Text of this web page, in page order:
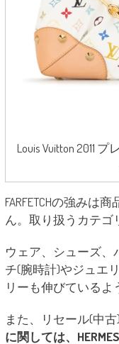
Louis Vuitton 2011
FARFETCHの強みは
ん。取り扱うカテゴ
ウェア、シューズ、
チ(腕時計)やジュエ
リーも伸びているよ
また、リセール(中
に関しては、